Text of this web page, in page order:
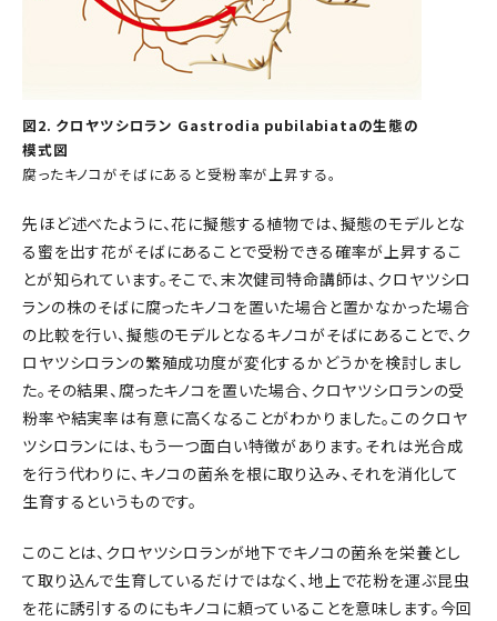
図2. クロヤツシロラン Gastrodia pubilabiataの生態の
模式図
腐ったキノコがそばにあると受粉率が上昇する。
先ほど述べたように、花に擬態する植物では、擬態のモデルとな
る蜜を出す花がそばにあることで受粉できる確率が上昇するこ
とが知られています。そこで、末次健司特命講師は、クロヤツシロ
ランの株のそばに腐ったキノコを置いた場合と置かなかった場合
の比較を行い、擬態のモデルとなるキノコがそばにあることで、ク
ロヤツシロランの繁殖成功度が変化するかどうかを検討しまし
た。その結果、腐ったキノコを置いた場合、クロヤツシロランの受
粉率や結実率は有意に高くなることがわかりました。このクロヤ
ツシロランには、もう一つ面白い特徴があります。それは光合成
を行う代わりに、キノコの菌糸を根に取り込み、それを消化して
生育するというものです。
このことは、クロヤツシロランが地下でキノコの菌糸を栄養とし
て取り込んで生育しているだけではなく、地上で花粉を運ぶ昆虫
を花に誘引するのにもキノコに頼っていることを意味します。今回